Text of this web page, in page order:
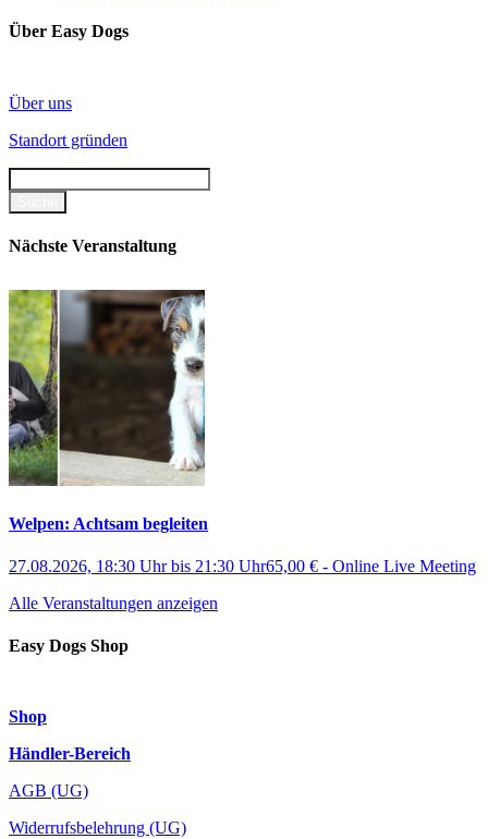
Über Easy Dogs
Über uns
Standort gründen
Nächste Veranstaltung
Welpen: Achtsam begleiten
27.08.2026, 18:30 Uhrbis 21:30 Uhr65,00 € - Online Live Meeting
Alle Veranstaltungen anzeigen
Easy Dogs Shop
Shop
Händler-Bereich
AGB (UG)
Widerrufsbelehrung (UG)